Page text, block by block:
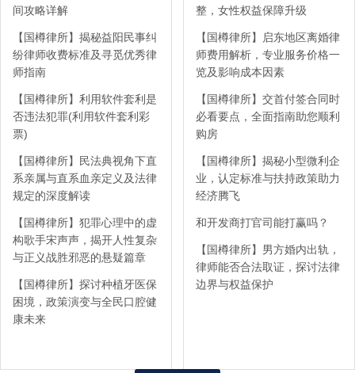
间攻略详解
【国樽律所】揭秘益阳民事纠
纷律师收费标准及寻觅优秀律
师指南
【国樽律所】利用软件套利是
否违法犯罪(利用软件套利彩
票)
【国樽律所】民法典视角下直
系亲属与直系血亲定义及法律
规定的深度解读
【国樽律所】犯罪心理中的虚
构歌手宋声声，揭开人性复杂
与正义战胜邪恶的悬疑篇章
【国樽律所】探讨种植牙医保
困境，政策演变与全民口腔健
康未来
整，女性权益保障升级
【国樽律所】启东地区离婚律
师费用解析，专业服务价格一
览及影响成本因素
【国樽律所】交首付签合同时
必看要点，全面指南助您顺利
购房
【国樽律所】揭秘小型微利企
业，认定标准与扶持政策助力
经济腾飞
和开发商打官司能打赢吗？
【国樽律所】男方婚内出轨，
律师能否合法取证，探讨法律
边界与权益保护